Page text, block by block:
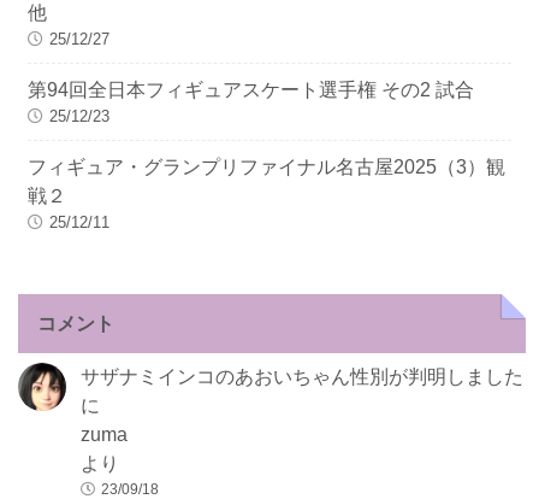
他
25/12/27
第94回全日本フィギュアスケート選手権 その2 試合
25/12/23
フィギュア・グランプリファイナル名古屋2025（3）観
戦２
25/12/11
コメント
サザナミインコのあおいちゃん性別が判明しました
に
zuma
より
23/09/18